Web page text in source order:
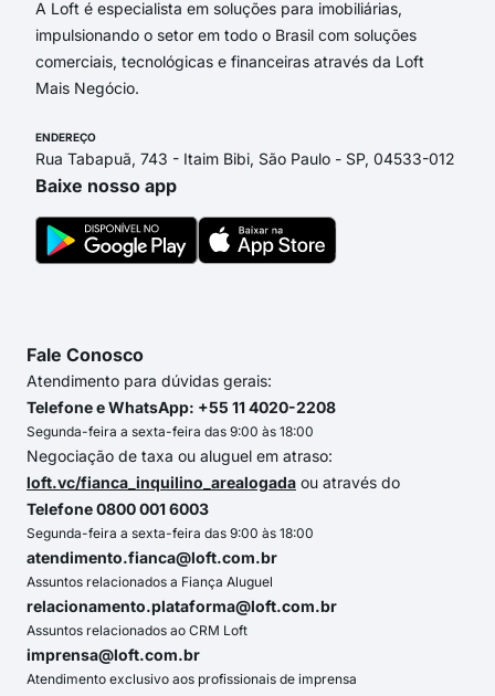
A Loft é especialista em soluções para imobiliárias,
impulsionando o setor em todo o Brasil com soluções
comerciais, tecnológicas e financeiras através da Loft
Mais Negócio.
ENDEREÇO
Rua Tabapuã, 743 - Itaim Bibi, São Paulo - SP, 04533-012
Baixe nosso app
Fale Conosco
Atendimento para dúvidas gerais:
Telefone e WhatsApp: +55 11 4020-2208
Segunda-feira a sexta-feira das 9:00 às 18:00
Negociação de taxa ou aluguel em atraso:
loft.vc/fianca_inquilino_arealogada ou através do
Telefone 0800 001 6003
Segunda-feira a sexta-feira das 9:00 às 18:00
atendimento.fianca@loft.com.br
Assuntos relacionados a Fiança Aluguel
relacionamento.plataforma@loft.com.br
Assuntos relacionados ao CRM Loft
imprensa@loft.com.br
Atendimento exclusivo aos profissionais de imprensa